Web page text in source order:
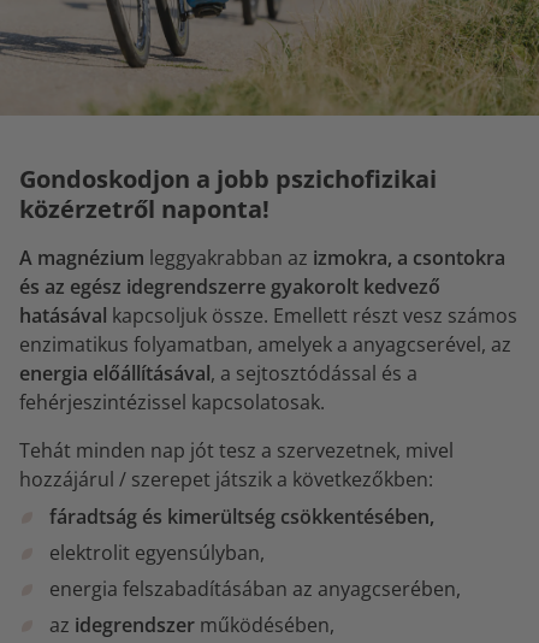
Gondoskodjon a jobb pszichofizikai
közérzetről naponta!
A magnézium leggyakrabban az izmokra, a csontokra
és az egész idegrendszerre gyakorolt kedvező
hatásával kapcsoljuk össze. Emellett részt vesz számos
enzimatikus folyamatban, amelyek a anyagcserével, az
energia előállításával, a sejtosztódással és a
fehérjeszintézissel kapcsolatosak.
Tehát minden nap jót tesz a szervezetnek, mivel
hozzájárul / szerepet játszik a következőkben:
fáradtság és kimerültség csökkentésében,
elektrolit egyensúlyban,
energia felszabadításában az anyagcserében,
az idegrendszer működésében,